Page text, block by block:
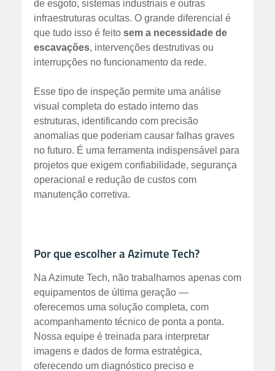
de esgoto, sistemas industriais e outras
infraestruturas ocultas. O grande diferencial é
que tudo isso é feito sem a necessidade de
escavações, intervenções destrutivas ou
interrupções no funcionamento da rede.
Esse tipo de inspeção permite uma análise
visual completa do estado interno das
estruturas, identificando com precisão
anomalias que poderiam causar falhas graves
no futuro. É uma ferramenta indispensável para
projetos que exigem confiabilidade, segurança
operacional e redução de custos com
manutenção corretiva.
Por que escolher a Azimute Tech?
Na Azimute Tech, não trabalhamos apenas com
equipamentos de última geração —
oferecemos uma solução completa, com
acompanhamento técnico de ponta a ponta.
Nossa equipe é treinada para interpretar
imagens e dados de forma estratégica,
oferecendo um diagnóstico preciso e